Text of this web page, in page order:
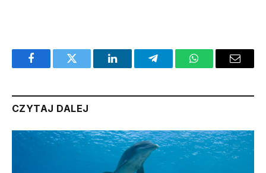
FacebookTwitter LinkedInTelegramWhatsAppEmail
CZYTAJ DALEJ